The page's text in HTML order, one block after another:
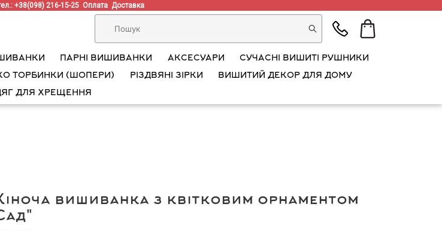
+38(098) 216-15-25 Оплата Доставка
ПАРНІ ВИШИВАНКИ АКСЕСУАРИ
СУЧАСНІ ВИШИТІ РУШНИКИ
ТОРБИНКИ (ШОПЕРИ) РІЗДВЯНІ ЗІРКИ
ВИШИТИЙ ДЕКОР ДЛЯ ДОМУ
ДЛЯ ХРЕЩЕННЯ
вишиванка з квітковим орнаментом